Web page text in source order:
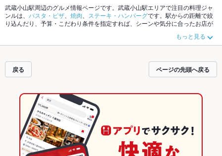
武蔵小山駅周辺のグルメ情報ページです。武蔵小山駅エリアで注目の料理ジャ
ンルは、 パスタ・ピザ 焼肉 ステーキ・ハンバーグです。駅からの距離で絞
り込んだり、予算・こだわり条件を指定すれば、シーンや気分に合ったお店が
もチェックしてみてください。ホットペッパーグルメなら、お得
なクーポンはもちろん、こだわりメニュー肉じゃがや季節のおすすめ料理な
ト予約が使えるお店も拡大中です。友達どうしの飲み会にも、会社の宴会に
も、デートやパーティにもお得に便利にホットペッパーグルメをご利用くださ
い。
もっと見る
戻る ページの先頭へ戻る